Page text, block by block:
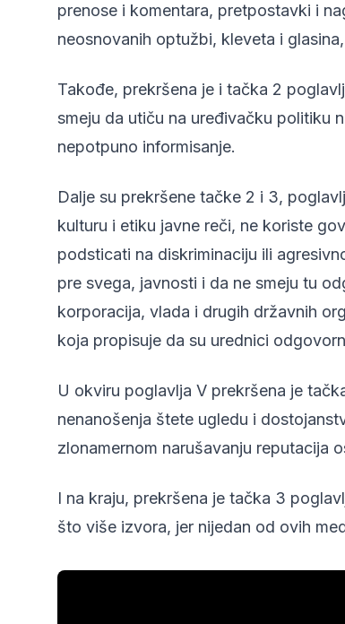
prenose i komentara, pretpostavki i
neosnovanih optužbi, kleveta i
Takođe, prekršena je i tačka 2
smeju da utiču na uređivačku politiku
nepotpuno informisanje.
Dalje su prekršene tačke 2 i 3,
kulturu i etiku javne reči, ne koriste
podsticati na diskriminaciju ili
pre svega, javnosti i da ne smeju tu
korporacija, vlada i drugih državnih
koja propisuje da su urednici
U okviru poglavlja V prekršena je
nenanošenja štete ugledu i
zlonamernom narušavanju reputacija
I na kraju, prekršena je tačka 3
što više izvora, jer nijedan od ovih